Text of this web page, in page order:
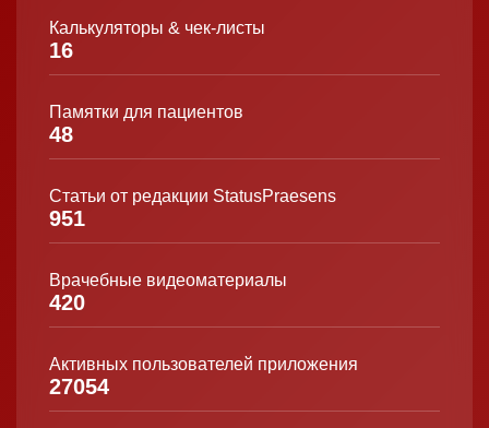
Калькуляторы & чек-листы
16
Памятки для пациентов
48
Статьи от редакции StatusPraesens
951
Врачебные видеоматериалы
420
Активных пользователей приложения
27054